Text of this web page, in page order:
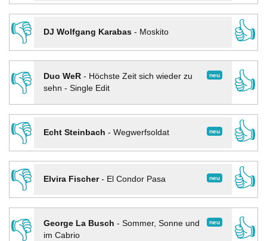
👎
DJ Wolfgang Karabas- Moskito
👍
👎
neu
Duo WeR- Höchste Zeit sich wieder zu
sehn - Single Edit
👍
👎
neu
Echt Steinbach - Wegwerfsoldat
👍
👎
neu
Elvira Fischer- El Condor Pasa
👍
👎
neu
George La Busch - Sommer, Sonne und
im Cabrio
👍